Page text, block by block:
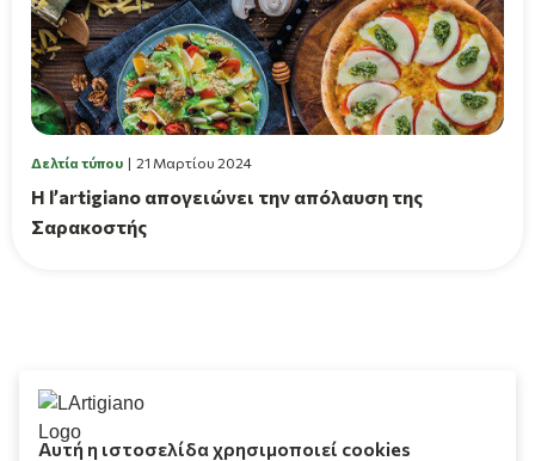
Δελτία τύπου 21 Μαρτίου 2024
Η l’artigiano απογειώνει την απόλαυση της
Σαρακοστής
Αυτή η ιστοσελίδα χρησιμοποιεί cookies